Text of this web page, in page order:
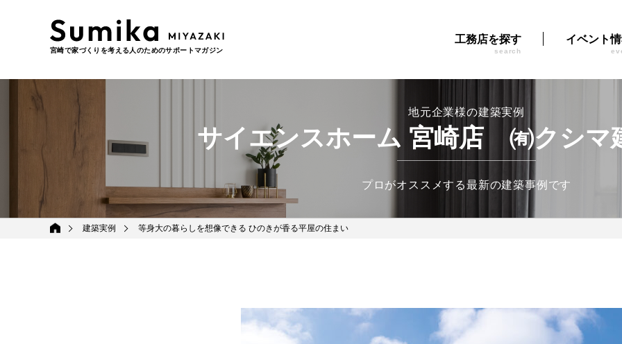
宮崎で家づくりを考える人のためのサポートマガジン
工務店を探す
search
イベント
地元企業様の建築実例
サイエンスホーム 宮崎店 ㈲クシマ
プロがオススメする最新の建築事例です
建築実例 等身大の暮らしを想像できる ひのきが香る平屋の住まい